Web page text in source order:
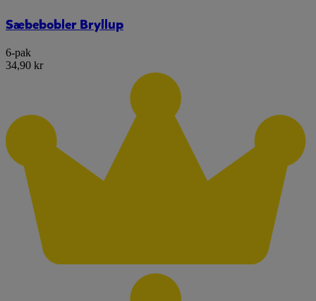
Sæbebobler Bryllup
6-pak
34,90 kr